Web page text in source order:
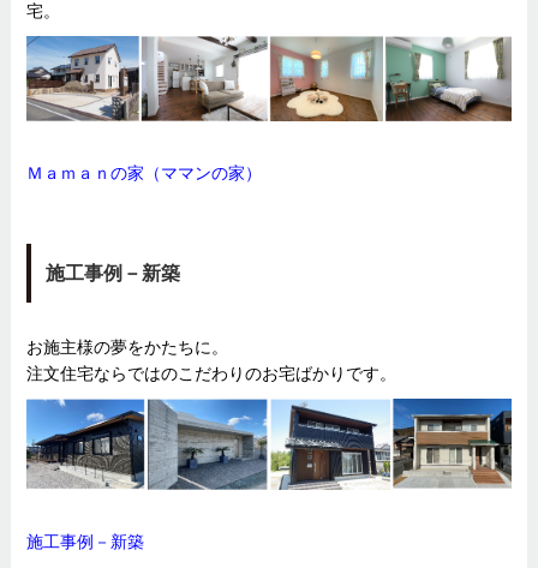
宅。
Ｍａｍａｎの家（ママンの家）
施工事例－新築
お施主様の夢をかたちに。
注文住宅ならではのこだわりのお宅ばかりです。
施工事例－新築